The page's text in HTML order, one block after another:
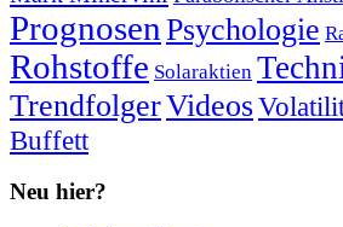
Prognosen Psychologie
Rohstoffe Solaraktien
TrendfolgerVideos
Buffett
Neu hier?